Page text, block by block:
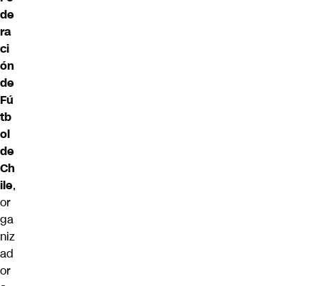
de
ra
ci
ón
de
Fú
tb
ol
de
Ch
ile,
or
ga
niz
ad
or